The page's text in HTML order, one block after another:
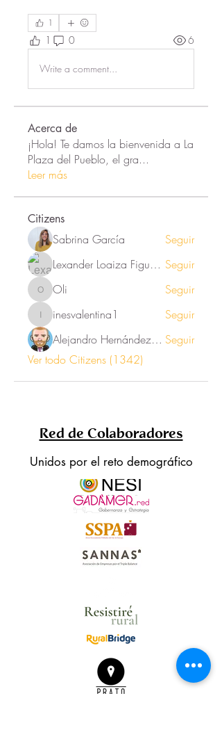
1
1 0 6
Write a comment...
Acerca de
¡Hola! Te damos la bienvenida a La
Plaza del Pueblo, el gra...
Leer más
Citizens
Sabrina García
Seguir
Lexander Loaiza Figueroa Seguir
Oli Oli Seguir
inesvalentina1
inesvalentina1
Seguir
Alejandro Hernández Renner Seguir
Ver todo Citizens (1342)
Red de Colaboradores
Unidos por el reto demográfico